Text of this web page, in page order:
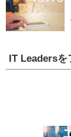
IT Leadersを